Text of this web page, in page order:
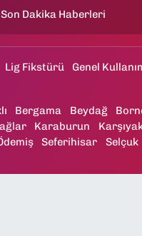
Son Dakika Haberleri
Lig Fikstürü Genel
Bergama Beydağ
Karaburun
Seferihisar Selçuk